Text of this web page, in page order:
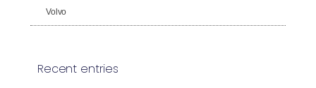
Volvo
Recent entries